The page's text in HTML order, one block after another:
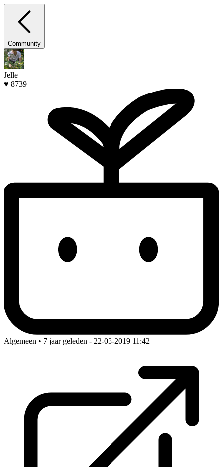
Community
Jelle
♥ 8739
Algemeen • 7 jaar geleden - 22-03-2019 11:42